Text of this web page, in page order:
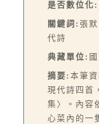
是否數位化:
關鍵詞: 張
代詩
典藏單位:
摘要: 本筆
現代詩四首
集〉。內容
心菜內的一